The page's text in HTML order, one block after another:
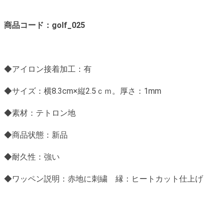
商品コード：golf_025
◆アイロン接着加工：有
◆サイズ：横8.3cm×縦2.5ｃｍ。厚さ：1mm
◆素材：テトロン地
◆商品状態：新品
◆耐久性：強い
◆ワッペン説明：赤地に刺繍 縁：ヒートカット仕上げ